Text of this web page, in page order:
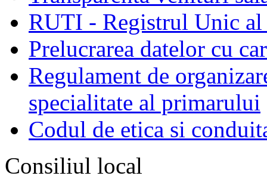
RUTI - Registrul Unic al
Prelucrarea datelor cu
Regulament de
specialitate al primarului
Codul de etica si
Consiliul local